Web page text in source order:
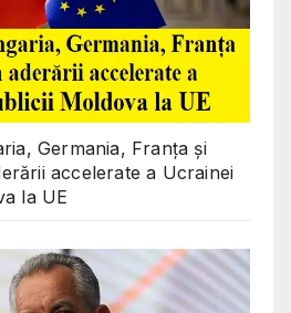
Germania, Franța și
accelerate a Ucrainei
la UE